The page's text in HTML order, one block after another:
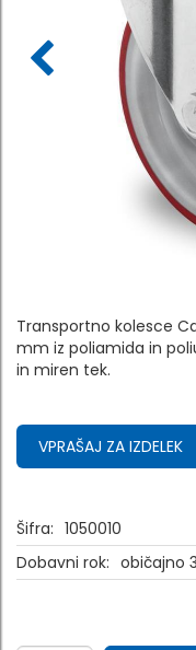
Transportno kolesce
mm iz poliamida in
in miren tek.
VPRAŠAJ ZA IZDELEK
Šifra: 1050010
Dobavni rok: običajno